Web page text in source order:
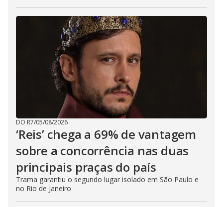
DO R7/05/08/2026
‘Reis’ chega a 69% de vantagem
sobre a concorrência nas duas
principais praças do país
Trama garantiu o segundo lugar isolado em São Paulo e
no Rio de Janeiro